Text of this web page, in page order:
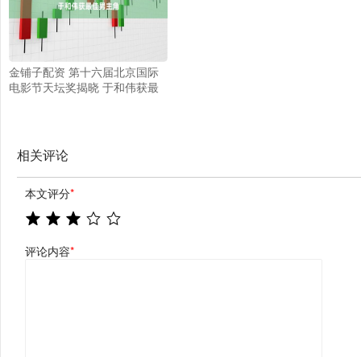
金铺子配资 第十六届北京国际
电影节天坛奖揭晓 于和伟获最
相关评论
本文评分*
评论内容*